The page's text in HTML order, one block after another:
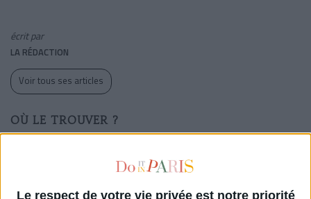
Le respect de votre vie privée est notre priorité
écrit par
LA RÉDACTION
Voir tous ses articles
OÙ LE TROUVER ?
52, rue Saint-André des Arts